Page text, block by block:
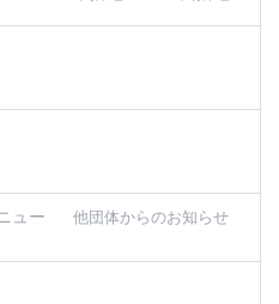
ュー
他団体からのお知らせ